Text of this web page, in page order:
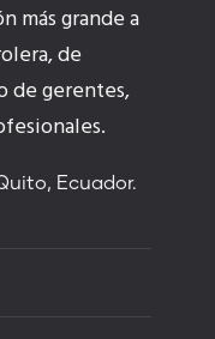
más grande a
de
de gerentes,
Ecuador.